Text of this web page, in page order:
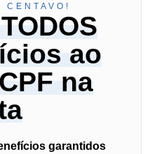
CENTAVO!
ao
na
garantidos